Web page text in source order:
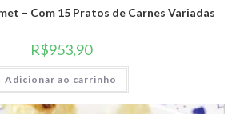
– Com 15 Pratos de Carnes Variadas
R$953,90
Adicionar ao carrinho